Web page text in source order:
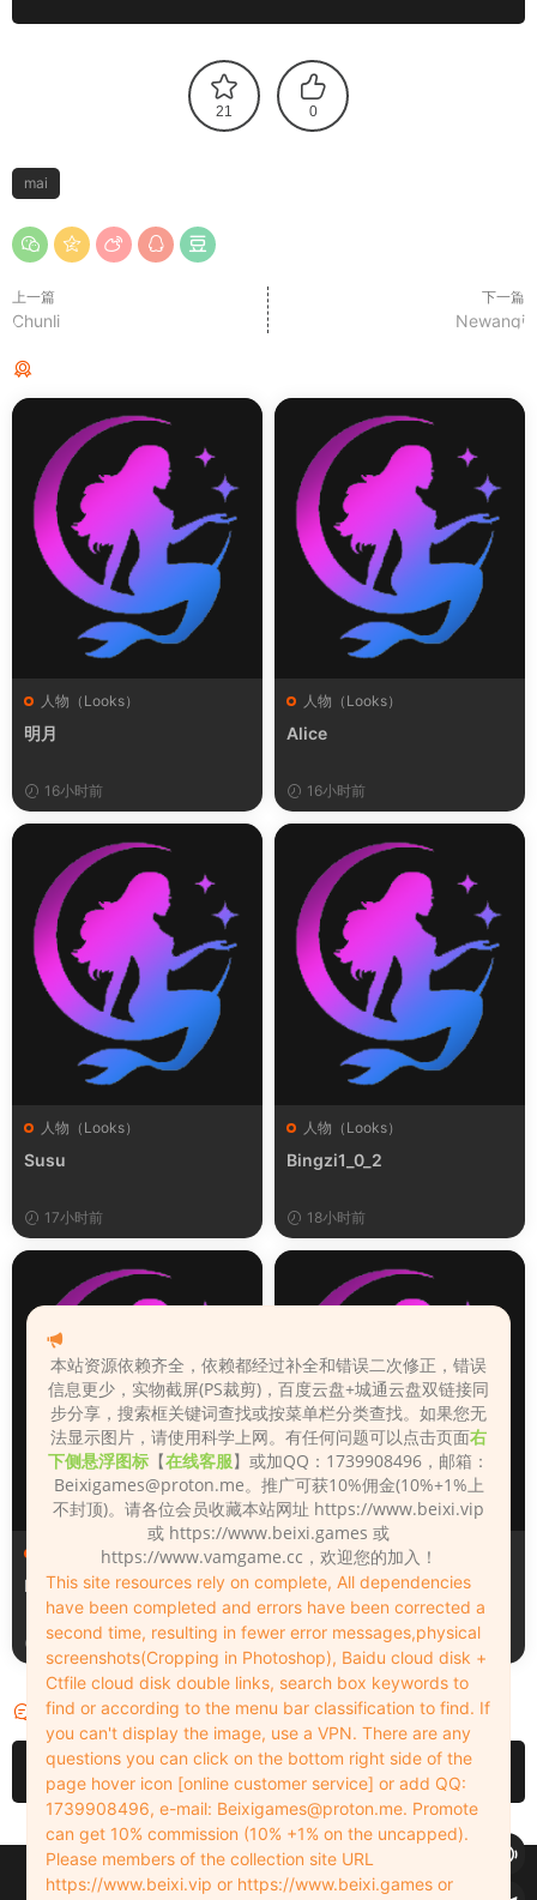
21 0
mai
上一篇
Chunli
下一篇
Newanqi
人物（Looks）
明月
16小时前
人物（Looks）
Alice
16小时前
人物（Looks）
Susu
17小时前
人物（Looks）
Bingzi1_0_2
18小时前
人物（Looks）
Monica_2_2_2
19小时前
人物（Looks）
Lizhen2025
2天前
评论 0
请先登录
Copyleft © 2022-2026 beixi.vip - All Rights Freedom！
本站资源依赖齐全，依赖都经过补全和错误二次修正，错误
信息更少，实物截屏(PS裁剪)，百度云盘+城通云盘双链接同
步分享，搜索框关键词查找或按菜单栏分类查找。如果您无
法显示图片，请使用科学上网。有任何问题可以点击页面右
下侧悬浮图标 【在线客服】或加QQ：1739908496，邮箱：
Beixigames@proton.me。推广可获10%佣金(10%+1%上
不封顶)。请各位会员收藏本站网址 https://www.beixi.vip
或 https://www.beixi.games 或
https://www.vamgame.cc，欢迎您的加入！
This site resources rely on complete, All dependencies
have been completed and errors have been corrected a
second time, resulting in fewer error messages,physical
screenshots(Cropping in Photoshop), Baidu cloud disk +
Ctfile cloud disk double links, search box keywords to
find or according to the menu bar classification to find. If
you can't display the image, use a VPN. There are any
questions you can click on the bottom right side of the
page hover icon [online customer service] or add QQ:
1739908496, e-mail: Beixigames@proton.me. Promote
can get 10% commission (10% +1% on the uncapped).
Please members of the collection site URL
https://www.beixi.vip or https://www.beixi.games or